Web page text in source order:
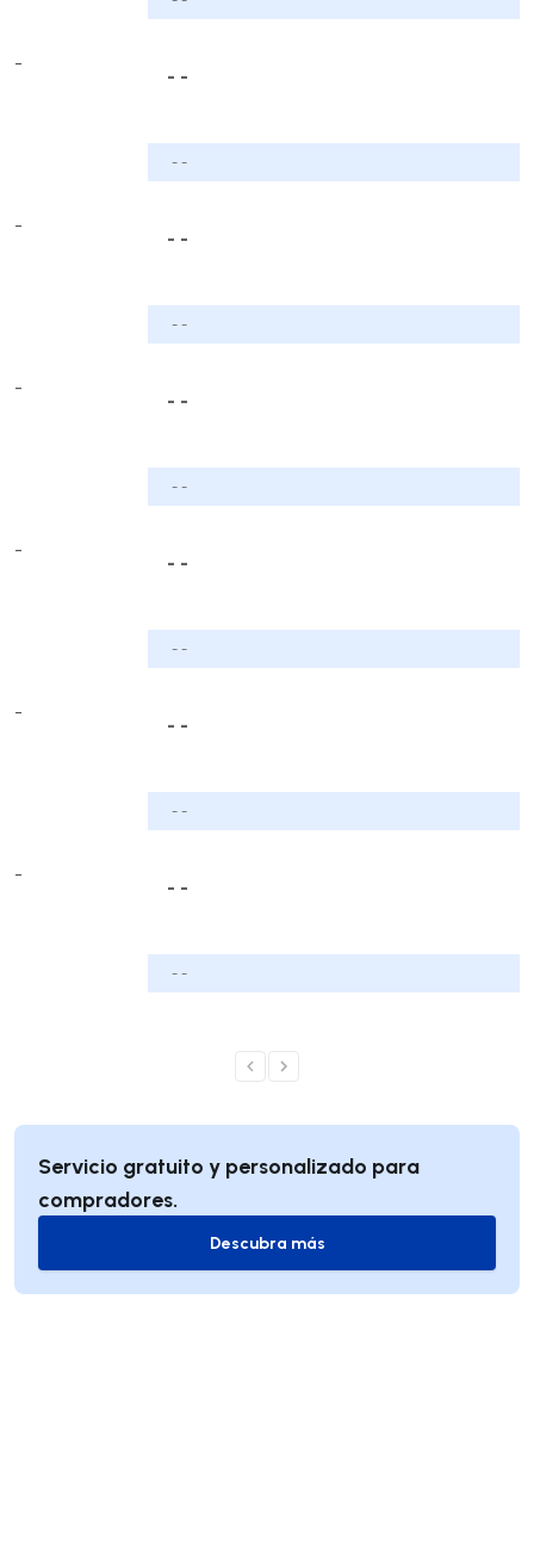
-
- -
- -
-
- -
- -
-
- -
- -
-
- -
- -
-
- -
- -
-
- -
- -
Servicio gratuito y personalizado para
compradores.
Descubra más
Descubra más